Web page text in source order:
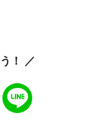
！ ／